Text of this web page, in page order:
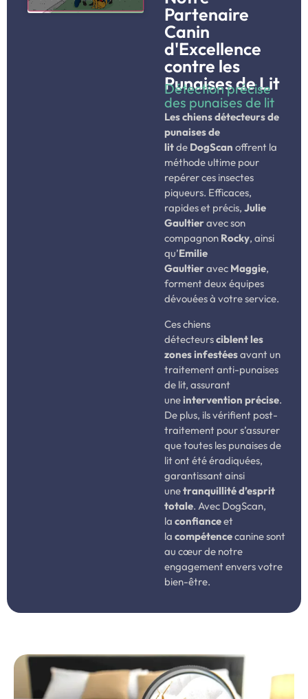
Partenaire
Canin
d'Excellence
contre les
Punaises de Lit
Détection précise
des punaises de lit
Les chiens détecteurs de
punaises de
litde DogScan offrent la
méthode ultime pour
repérer ces insectes
piqueurs. Efficaces,
rapides et précis,Julie
Gaultieravec son
compagnon Rocky, ainsi
qu’Emilie
Gaultieravec Maggie,
forment deux équipes
dévouées à votre service.
Ces chiens
détecteursciblent les
zones infestéesavant un
traitement anti-punaises
de lit, assurant
uneintervention précise.
De plus, ils vérifient post-
traitement pour s’assurer
que toutes les punaises de
lit ont été éradiquées,
garantissant ainsi
unetranquillité d’esprit
totale. Avec DogScan,
laconfianceet
lacompétencecanine sont
au cœur de notre
engagement envers votre
bien-être.